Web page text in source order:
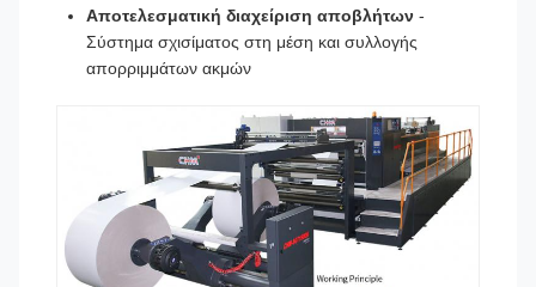
Αποτελεσματική διαχείριση αποβλήτων -
Σύστημα σχισίματος στη μέση και συλλογής
απορριμμάτων ακμών